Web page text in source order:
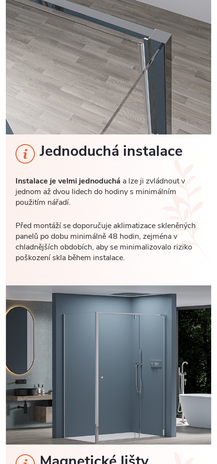
Jednoduchá instalace
Instalace je velmi jednoduchá a lze ji zvládnout v
jednom až dvou lidech do hodiny s minimálním
použitím nářadí.
Před montáží se doporučuje aklimatizace skleněných
panelů po dobu minimálně 48 hodin, zejména v
chladnějších obdobích, aby se minimalizovalo riziko
poškození skla během instalace.